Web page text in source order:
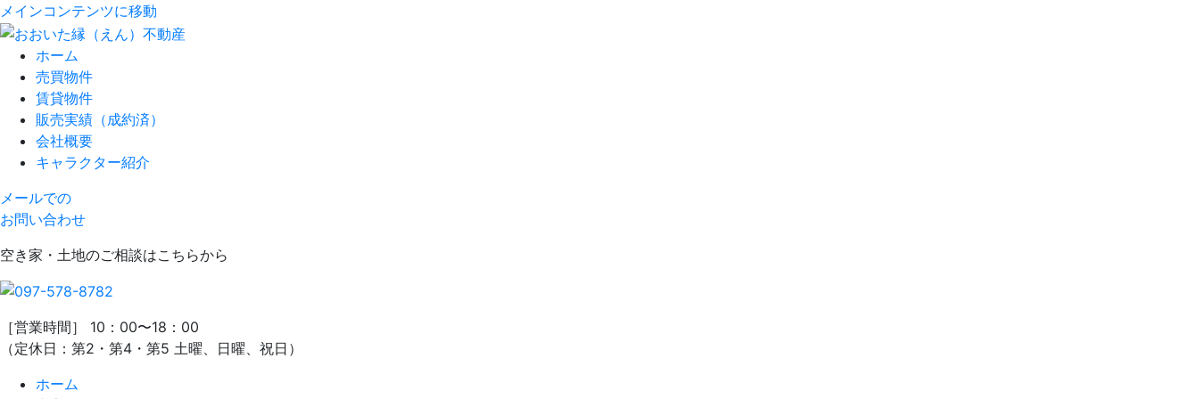
メインコンテンツに移動
ホーム
売買物件
賃貸物件
販売実績（成約済）
会社概要
キャラクター紹介
メールでの
お問い合わせ
空き家・土地のご相談はこちらから
［営業時間］ 10：00〜18：00
（定休日：第2・第4・第5 土曜、日曜、祝日）
ホーム